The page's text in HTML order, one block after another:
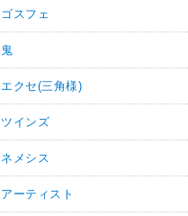
ゴスフェ
鬼
エクセ(三角様)
ツインズ
ネメシス
アーティスト